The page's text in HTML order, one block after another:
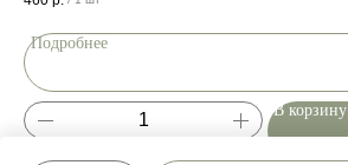
Подробнее
В корзину